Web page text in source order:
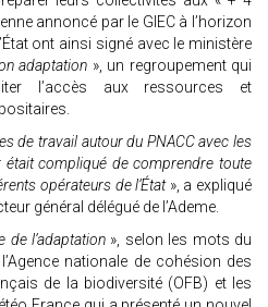
annoncé par le GIEC à l’horizon
ont ainsi signé avec le ministère
adaptation », un regroupement qui
l’accès aux ressources et
de travail autour du PNACC avec les
était compliqué de comprendre toute
opérateurs de l’État», a expliqué
général délégué de l’Ademe.
de l’adaptation», selon les mots du
nationale de cohésion des
de la biodiversité (OFB) et les